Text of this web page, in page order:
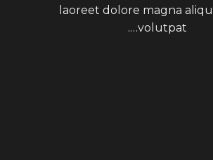
laoreet dolore magna
volutpat….